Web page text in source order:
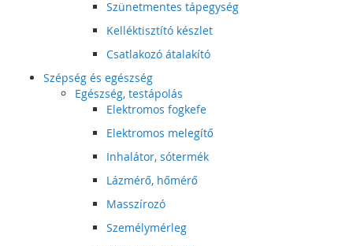
Szünetmentes tápegység
Kelléktisztító készlet
Csatlakozó átalakító
Szépség és egészség
Egészség, testápolás
Elektromos fogkefe
Elektromos melegítő
Inhalátor, sótermék
Lázmérő, hőmérő
Masszírozó
Személymérleg